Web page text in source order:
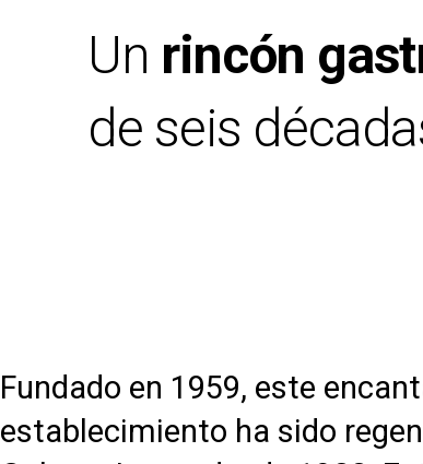
Un rincón
de seis
Fundado en 1959, este
establecimiento ha sido